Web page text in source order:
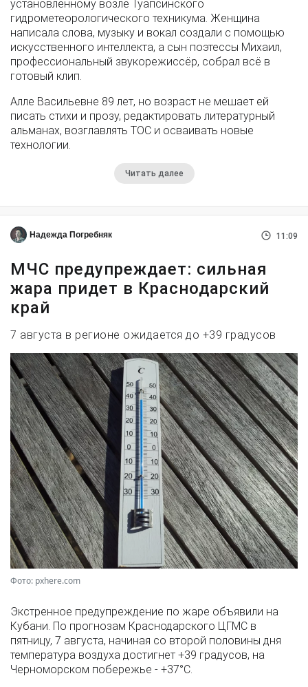
установленному возле Туапсинского
гидрометеорологического техникума. Женщина
написала слова, музыку и вокал создали с помощью
искусственного интеллекта, а сын поэтессы Михаил,
профессиональный звукорежиссёр, собрал всё в
готовый клип.
Алле Васильевне 89 лет, но возраст не мешает ей
писать стихи и прозу, редактировать литературный
альманах, возглавлять ТОС и осваивать новые
технологии.
Читать далее
Надежда Погребняк 11:09
МЧС предупреждает: сильная
жара придет в Краснодарский
край
7 августа в регионе ожидается до +39 градусов
Фото: pxhere.com
Экстренное предупреждение по жаре объявили на
Кубани. По прогнозам Краснодарского ЦГМС в
пятницу, 7 августа, начиная со второй половины дня
температура воздуха достигнет +39 градусов, на
Черноморском побережье - +37°­С.